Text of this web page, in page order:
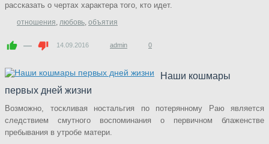
рассказать о чертах характера того, кто идет.
отношения, любовь, объятия
— 14.09.2016 admin 0
Наши кошмары
первых дней жизни
Возможно, тоскливая ностальгия по потерянному Раю является
следствием смутного воспоминания о первичном блаженстве
пребывания в утробе матери.